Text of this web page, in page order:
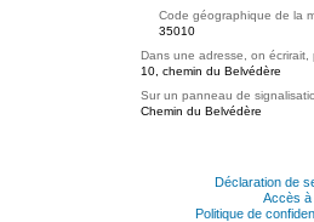
Code géographique de la
35010
Dans une adresse, on écrirait,
10, chemin du Belvédère
Sur un panneau de
Chemin du Belvédère
Déclaration de
Accès à
Politique de